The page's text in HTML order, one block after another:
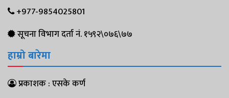
+977-9854025801
सूचना विभाग दर्ता नं. १५९२\०७६\७७
हाम्रो बारेमा
प्रकाशक : एसके कर्ण